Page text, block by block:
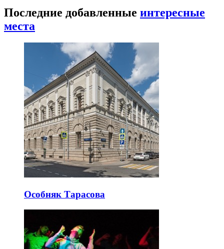
Последние добавленные интересные
места
Особняк Тарасова